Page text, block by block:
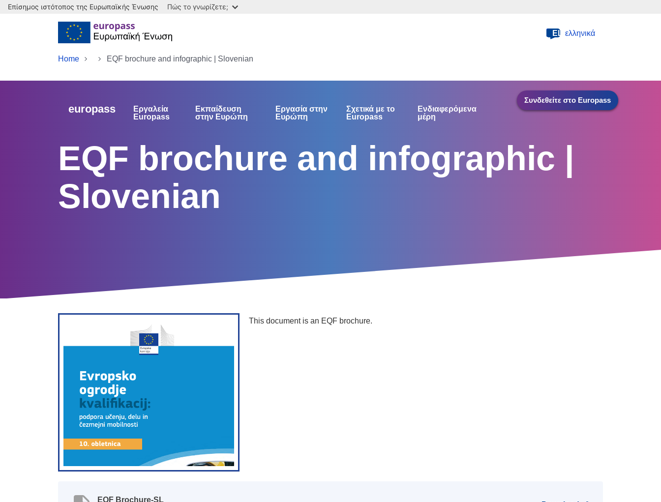
Skip to main content
Επίσημος ιστότοπος της Ευρωπαϊκής Ένωσης Πώς το γνωρίζετε;
Home EQF brochure and infographic | Slovenian
EL ελληνικά
europass
Εργαλεία
Europass
Εκπαίδευση
στην Ευρώπη
Εργασία στην
Ευρώπη
Σχετικά με το
Europass
Ενδιαφερόμενα
μέρη
Συνδεθείτε στο Europass
EQF brochure and infographic |
Slovenian
This document is an EQF brochure.
EQF Brochure-SL